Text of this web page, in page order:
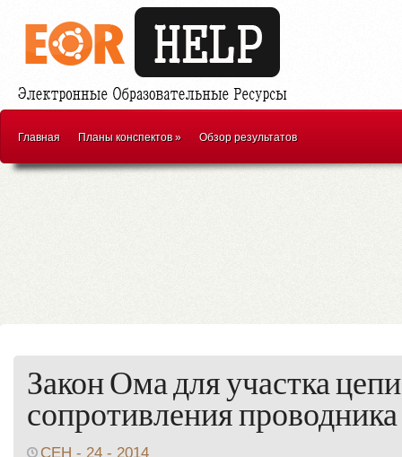
Главная Планы конспектов» Обзор результатов
Закон Ома для участка
сопротивления проводника
СЕН - 24 - 2014